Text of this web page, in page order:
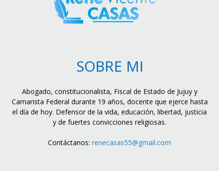
SOBRE MI
Abogado, constitucionalista, Fiscal de Estado de Jujuy y
Camarista Federal durante 19 años, docente que ejerce hasta
el día de hoy. Defensor de la vida, educación, libertad, justicia
y de fuertes convicciones religiosas.
Contáctanos: renecasas55@gmail.com